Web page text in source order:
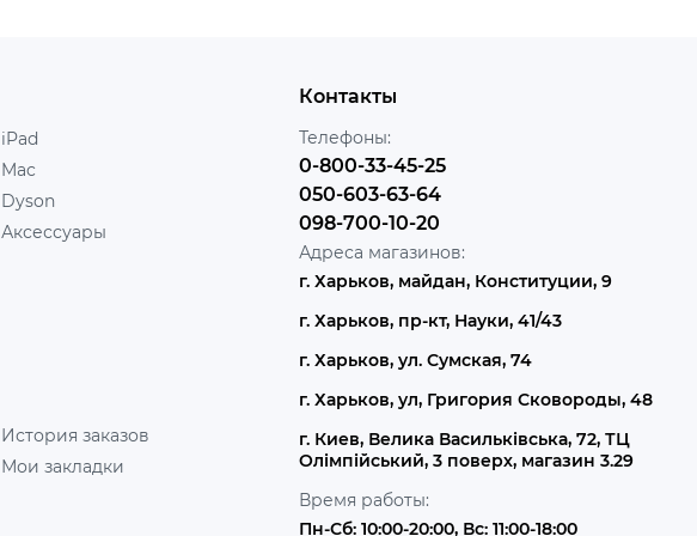
iPad
Mac
Dyson
Аксессуары
История заказов
Мои закладки
Контакты
Телефоны:
0-800-33-45-25
050-603-63-64
098-700-10-20
Адреса магазинов:
г. Харьков, майдан, Конституции, 9
г. Харьков, пр-кт, Науки, 41/43
г. Харьков, ул. Сумская, 74
г. Харьков, ул, Григория Сковороды, 48
г. Киев, Велика Васильківська, 72, ТЦ
Олімпійський, 3 поверх, магазин 3.29
Время работы:
Пн-Сб: 10:00-20:00, Вс: 11:00-18:00